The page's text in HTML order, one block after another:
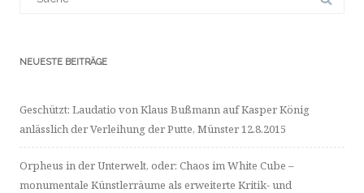
NEUESTE BEITRÄGE
Geschützt: Laudatio von Klaus Bußmann auf Kasper König
anlässlich der Verleihung der Putte, Münster 12.8.2015
Orpheus in der Unterwelt, oder: Chaos im White Cube –
monumentale Künstlerräume als erweiterte Kritik- und